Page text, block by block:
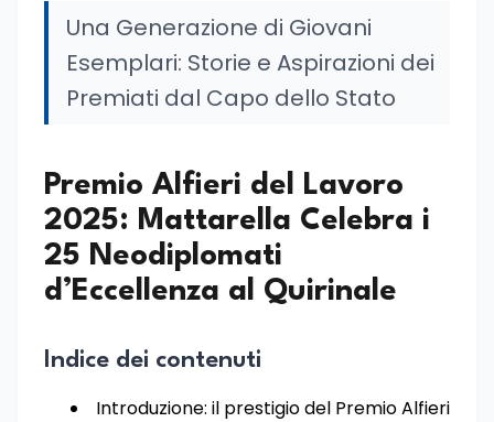
Una Generazione di Giovani
Esemplari: Storie e Aspirazioni dei
Premiati dal Capo dello Stato
Premio Alfieri del Lavoro
2025: Mattarella Celebra i
25 Neodiplomati
d’Eccellenza al Quirinale
Indice dei contenuti
Introduzione: il prestigio del Premio Alfieri